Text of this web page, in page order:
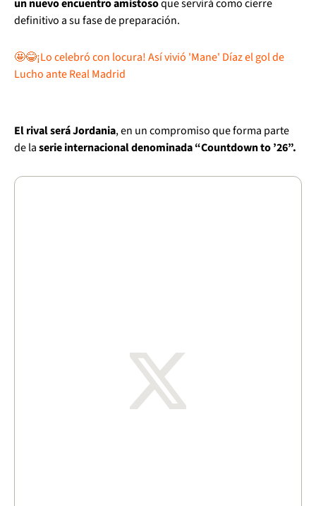
un nuevo encuentro amistosoque servirá como cierre
definitivo a su fase de preparación.
🤩😂¡Lo celebró con locura! Así vivió 'Mane' Díaz el gol de
Lucho ante Real Madrid
El rival será Jordania, en un compromiso que forma parte
de laserie internacional denominada “Countdown to ’26”.